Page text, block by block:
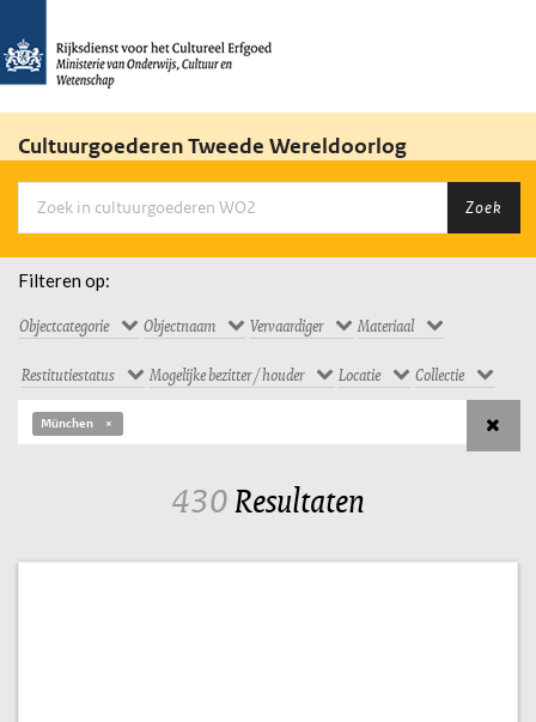
Cultuurgoederen Tweede Wereldoorlog
Zoek
Filteren op:
Objectcategorie Objectnaam Vervaardiger Materiaal
Restitutiestatus Mogelijke bezitter / houder Locatie Collectie
München
430Resultaten